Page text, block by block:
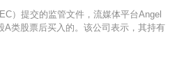
）提交的监管文件，流媒体平台Angel
A类股票后买入的。该公司表示，其持有